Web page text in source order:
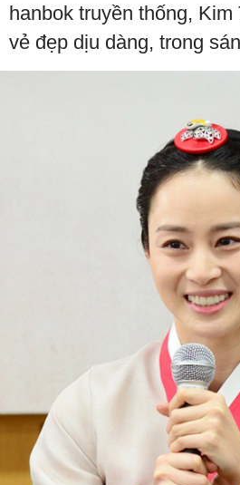
hanbok truyền thống, Kim
vẻ đẹp dịu dàng, trong